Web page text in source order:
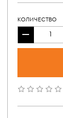
КОЛИЧЕСТВО